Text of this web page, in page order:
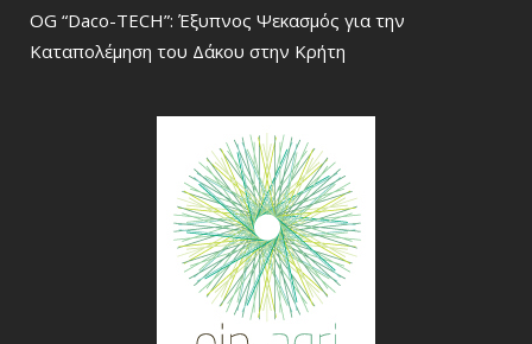
OG “Daco-TECH”: Έξυπνος Ψεκασμός για την
Καταπολέμηση του Δάκου στην Κρήτη